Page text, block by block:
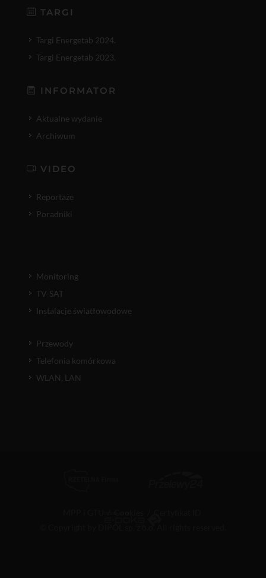
TARGI
Targi Energetab 2024.
Targi Energetab 2023.
INFORMATOR
Aktualne wydanie
Archiwum
VIDEO
Reportaże
Poradniki
Monitoring
TV-SAT
Instalacje światłowodowe
Przewody
Telefonia komórkowa
WLAN, LAN